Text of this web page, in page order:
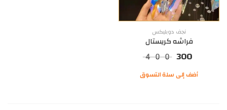
نجف دوبليكس
فراشه كريستال
300
400
أضف إلى سلة التسوق